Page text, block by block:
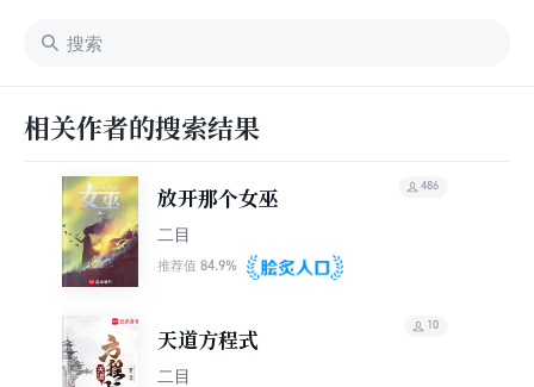
相关作者的搜索结果
放开那个女巫
二目
推荐值 84.9%
486
天道方程式
二目
10